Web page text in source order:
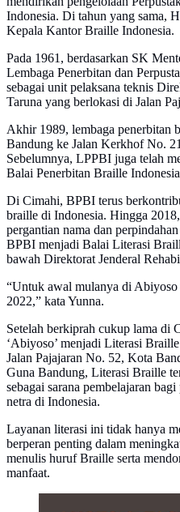
Indonesia. Di tahun yang sama,
Kepala Kantor Braille Indonesia.
Pada 1961, berdasarkan SK
Lembaga Penerbitan dan
sebagai unit pelaksana teknis
Taruna yang berlokasi di Jalan
Akhir 1989, lembaga penerbitan
Bandung ke Jalan Kerkhof No.
Sebelumnya, LPPBI juga telah
Balai Penerbitan Braille
Di Cimahi, BPBI terus
braille di Indonesia. Hingga
pergantian nama dan
BPBI menjadi Balai Literasi
bawah Direktorat Jenderal
“Untuk awal mulanya di
2022,” kata Yunna.
Setelah berkiprah cukup lama di
‘Abiyoso’ menjadi Literasi
Jalan Pajajaran No. 52, Kota
Guna Bandung, Literasi Braille
sebagai sarana pembelajaran
netra di Indonesia.
Layanan literasi ini tidak hanya
berperan penting dalam
menulis huruf Braille serta
manfaat.